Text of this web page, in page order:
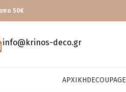
50€
info@krinos-deco.gr
ΑΡΧΙΚΉDECOUPAGE